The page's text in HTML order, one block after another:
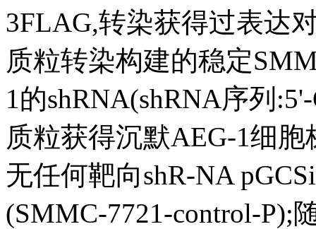
3FLAG,转染获得过表达
质粒转染构建的稳定
1的shRNA(shRNA序列
质粒获得沉默AEG-1细胞
无任何靶向shR-NA
(SMMC-7721-control-P);